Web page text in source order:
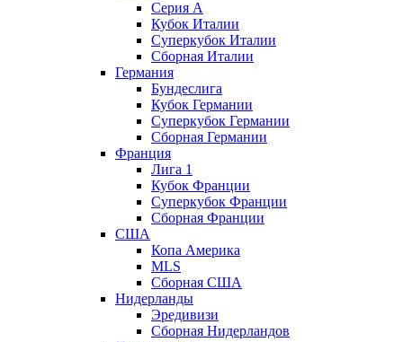
Серия А
Кубок Италии
Суперкубок Италии
Сборная Италии
Германия
Бундеслига
Кубок Германии
Суперкубок Германии
Сборная Германии
Франция
Лига 1
Кубок Франции
Суперкубок Франции
Сборная Франции
США
Копа Америка
MLS
Сборная США
Нидерланды
Эредивизи
Сборная Нидерландов